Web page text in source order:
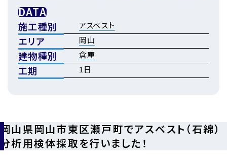
DATA
施工種別 アスベスト
エリア 岡山
建物種別 倉庫
工期 1日
岡山県岡山市東区瀬戸町でアスベスト（石綿）
分析用検体採取を行いました！